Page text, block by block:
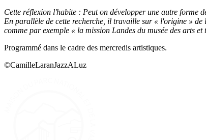
Cette réflexion l'habite : Peut on développer une autre forme
En parallèle de cette recherche, il travaille sur « l'origine » de
comme par exemple « la mission Landes du musée des arts
Programmé dans le cadre des mercredis artistiques.
©CamilleLaranJazzALuz